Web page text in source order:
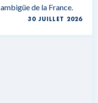
de la France.
30 JUILLET 2026